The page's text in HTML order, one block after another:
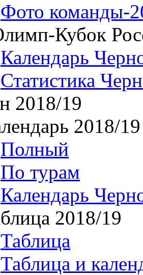
Фото команды-
Кубок
Календарь
Статистика
2018/19
2018/19
Полный
По турам
Календарь
2018/19
Таблица
Таблица и